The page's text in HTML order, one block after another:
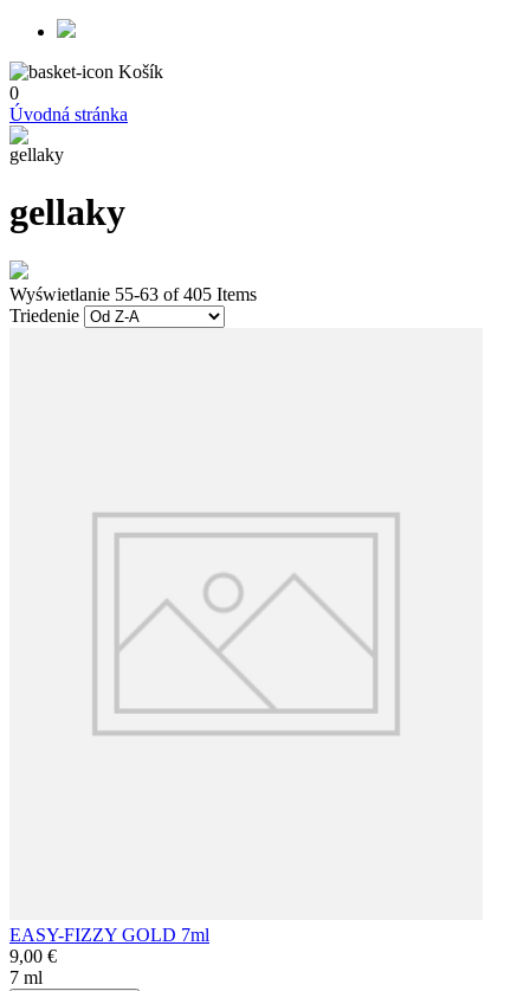
Košík
0
Úvodná stránka
gellaky
gellaky
Wyświetlanie 55-63 of 405 Items
Triedenie
EASY-FIZZY GOLD 7ml
9,00 €
7 ml